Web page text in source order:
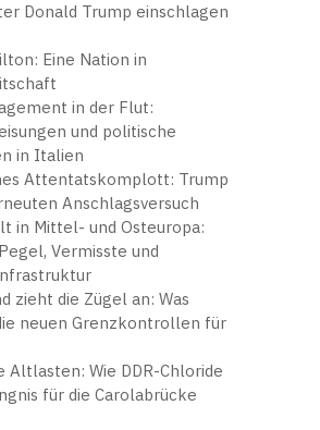
Donald Trump einschlagen
Eine Nation in
in der Flut:
und politische
in Italien
Attentatskomplott: Trump
Anschlagsversuch
in Mittel- und Osteuropa:
Vermisste und
zieht die Zügel an: Was
neuen Grenzkontrollen für
Altlasten: Wie DDR-Chloride
für die Carolabrücke